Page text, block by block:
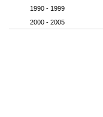
1990 - 1999
2000 - 2005